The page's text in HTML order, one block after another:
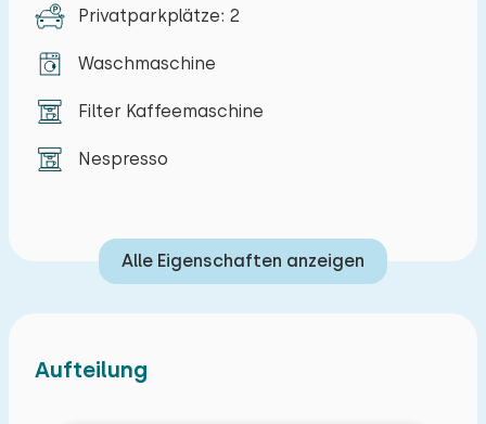
Privatparkplätze: 2
Waschmaschine
Filter Kaffeemaschine
Nespresso
Alle Eigenschaften anzeigen
Aufteilung